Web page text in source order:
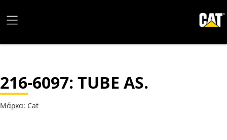
216-6097: TUBE AS.
Μάρκα: Cat